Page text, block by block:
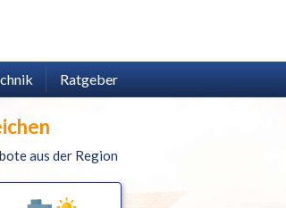
Ratgeber
aus der Region